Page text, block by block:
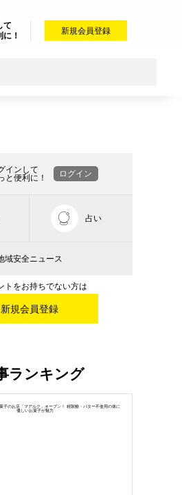
て
！
新規会員登録
インして
と便利に！
ログイン
占い
域安全ニュース
トをお持ちでない方は
新規会員登録
ランキング